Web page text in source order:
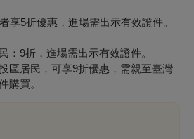
享5折優惠，進場需出示有效證件。
9折，進場需出示有效證件。
區居民，可享9折優惠，需親至臺灣
購買。